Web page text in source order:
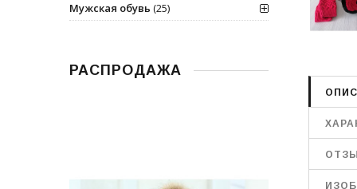
Мужская обувь (25)
РАСПРОДАЖА